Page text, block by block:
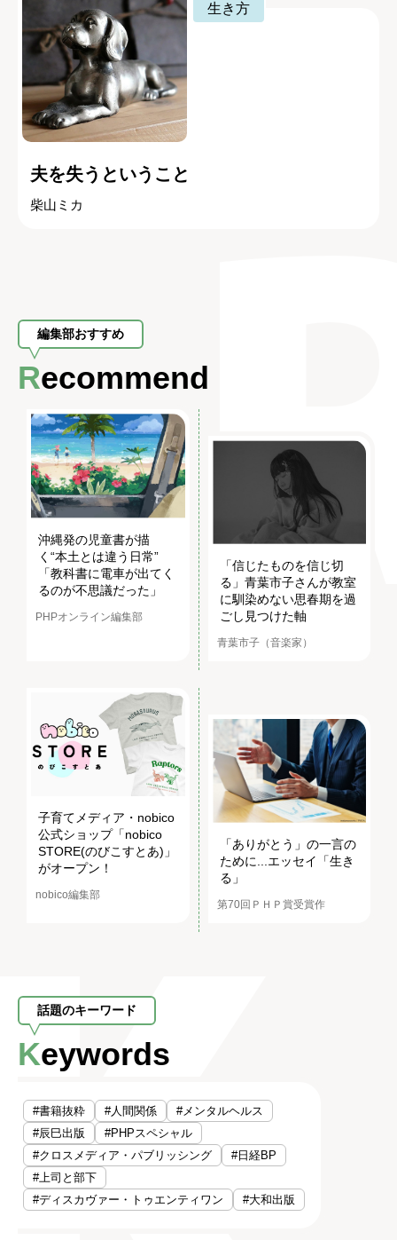
生き方
夫を失うということ
柴山ミカ
編集部おすすめ
Recommend
沖縄発の児童書が描
く“本土とは違う日常”
「教科書に電車が出てく
るのが不思議だった」
PHPオンライン編集部
「信じたものを信じ切
る」青葉市子さんが教室
に馴染めない思春期を過
ごし見つけた軸
青葉市子（音楽家）
子育てメディア・nobico
公式ショップ「nobico
STORE(のびこすとあ)」
がオープン！
nobico編集部
「ありがとう」の一言の
ために...エッセイ「生き
る」
第70回ＰＨＰ賞受賞作
話題のキーワード
Keywords
#書籍抜粋 #人間関係
#メンタルヘルス
#辰巳出版
#PHPスペシャル
#クロスメディア・パブリッシング
#日経BP
#上司と部下
#ディスカヴァー・トゥエンティワン
#大和出版